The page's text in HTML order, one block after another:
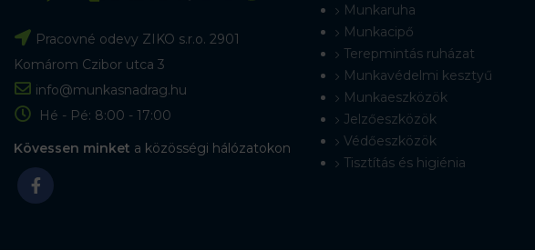
Pracovné odevy ZIKO s.r.o. 2901
Komárom Czibor utca 3
info@munkasnadrag.hu
Hé - Pé: 8:00 - 17:00
Kövessen minket a közösségi hálózatokon
Munkaruha
Munkacipő
Terepmintás ruházat
Munkavédelmi kesztyű
Munkaeszközök
Jelzőeszközök
Védőeszközök
Tisztítás és higiénia